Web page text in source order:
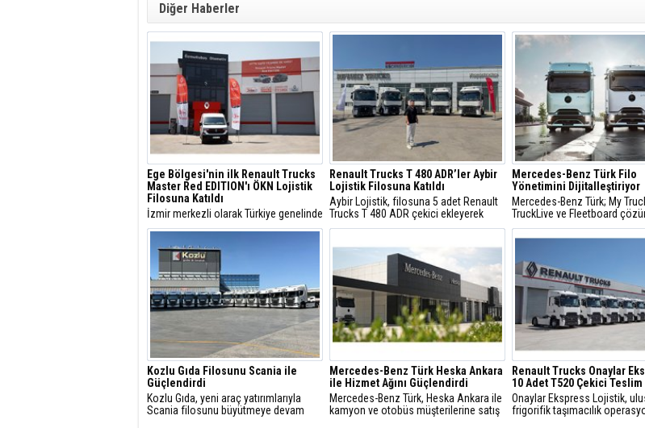
Diğer Haberler
Ege Bölgesi'nin ilk Renault Trucks
Master Red EDITION'ı ÖKN Lojistik
Filosuna Katıldı
İzmir merkezli olarak Türkiye genelinde
parsiyel lojistik operasyonları yürüten
Renault Trucks Master Red EDITION
panelvanını filosuna kattı.
Renault Trucks T 480 ADR’ler Aybir
Lojistik Filosuna Katıldı
Aybir Lojistik, filosuna 5 adet Renault
Trucks T 480 ADR çekici ekleyerek
Renault Trucks araçlarının payını
Mercedes-Benz Türk Filo
Yönetimini Dijitalleştiriyor
Mercedes-Benz Türk; My
TruckLive ve Fleetboard
kamyon filolarının bakım ve
süreçlerini daha verimli
Kozlu Gıda Filosunu Scania ile
Güçlendirdi
Kozlu Gıda, yeni araç yatırımlarıyla
Scania filosunu büyütmeye devam
Mercedes-Benz Türk Heska Ankara
ile Hizmet Ağını Güçlendirdi
Mercedes-Benz Türk, Heska Ankara ile
kamyon ve otobüs müşterilerine satış
Renault Trucks Onaylar
10 Adet T520 Çekici Teslim
Onaylar Ekspress Lojistik,
frigorifik taşımacılık